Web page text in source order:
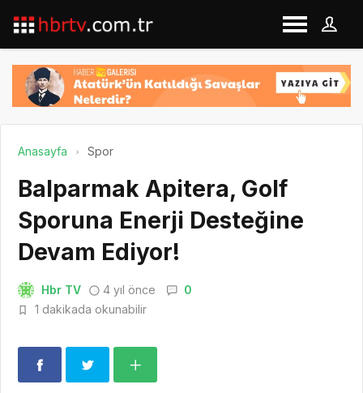
Anasayfa Spor
Balparmak Apitera, Golf
Sporuna Enerji Desteğine
Devam Ediyor!
Hbr TV 4 yıl önce
0
1 dakikada okunabilir